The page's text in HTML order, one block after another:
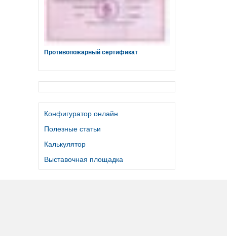
Противопожарный сертификат
Конфигуратор онлайн
Полезные статьи
Калькулятор
Выставочная площадка